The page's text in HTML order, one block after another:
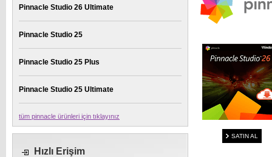
SATIN AL
Pinnacle Studio 26 Ultimate
Pinnacle Studio 25
Pinnacle Studio 25 Plus
Pinnacle Studio 25 Ultimate
tüm pinnacle ürünleri için tıklayınız
Hızlı Erişim